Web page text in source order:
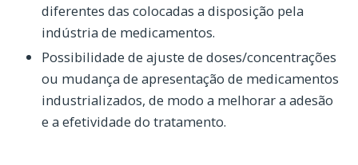
diferentes das colocadas a disposição pela
indústria de medicamentos.
Possibilidade de ajuste de doses/concentrações
ou mudança de apresentação de medicamentos
industrializados, de modo a melhorar a adesão
e a efetividade do tratamento.